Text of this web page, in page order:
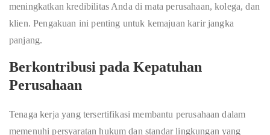
meningkatkan kredibilitas Anda di mata perusahaan, kolega, dan
klien. Pengakuan ini penting untuk kemajuan karir jangka
panjang.
Berkontribusi pada Kepatuhan
Perusahaan
Tenaga kerja yang tersertifikasi membantu perusahaan dalam
memenuhi persyaratan hukum dan standar lingkungan yang